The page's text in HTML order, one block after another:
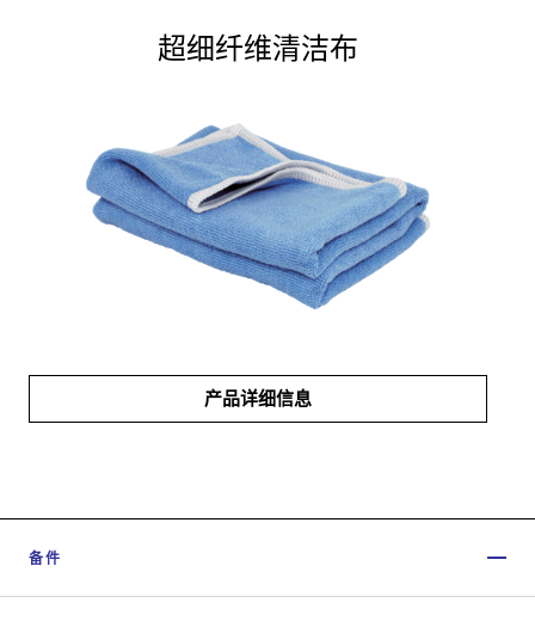
超细纤维清洁布
产品详细信息
备件